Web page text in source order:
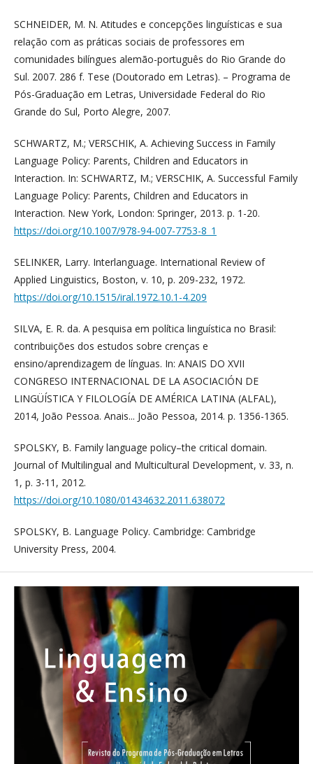
SCHNEIDER, M. N. Atitudes e concepções linguísticas e sua
relação com as práticas sociais de professores em
comunidades bilíngues alemão-português do Rio Grande do
Sul. 2007. 286 f. Tese (Doutorado em Letras). – Programa de
Pós-Graduação em Letras, Universidade Federal do Rio
Grande do Sul, Porto Alegre, 2007.
SCHWARTZ, M.; VERSCHIK, A. Achieving Success in Family
Language Policy: Parents, Children and Educators in
Interaction. In: SCHWARTZ, M.; VERSCHIK, A. Successful Family
Language Policy: Parents, Children and Educators in
Interaction. New York, London: Springer, 2013. p. 1-20.
https://doi.org/10.1007/978-94-007-7753-8_1
SELINKER, Larry. Interlanguage. International Review of
Applied Linguistics, Boston, v. 10, p. 209-232, 1972.
https://doi.org/10.1515/iral.1972.10.1-4.209
SILVA, E. R. da. A pesquisa em política linguística no Brasil:
contribuições dos estudos sobre crenças e
ensino/aprendizagem de línguas. In: ANAIS DO XVII
CONGRESO INTERNACIONAL DE LA ASOCIACIÓN DE
LINGÜÍSTICA Y FILOLOGÍA DE AMÉRICA LATINA (ALFAL),
2014, João Pessoa. Anais... João Pessoa, 2014. p. 1356-1365.
SPOLSKY, B. Family language policy–the critical domain.
Journal of Multilingual and Multicultural Development, v. 33, n.
1, p. 3-11, 2012.
https://doi.org/10.1080/01434632.2011.638072
SPOLSKY, B. Language Policy. Cambridge: Cambridge
University Press, 2004.